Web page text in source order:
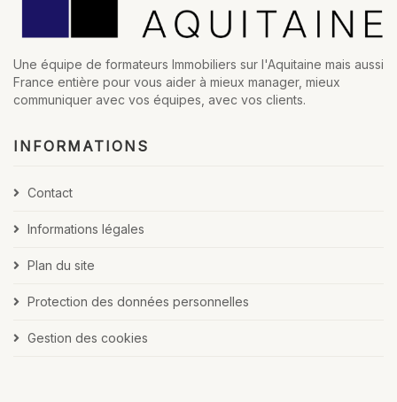
Une équipe de formateurs Immobiliers sur l'Aquitaine mais aussi
France entière pour vous aider à mieux manager, mieux
communiquer avec vos équipes, avec vos clients.
INFORMATIONS
Contact
Informations légales
Plan du site
Protection des données personnelles
Gestion des cookies